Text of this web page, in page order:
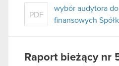
PDF
wybór audytora
finansowych
Raport bieżący nr